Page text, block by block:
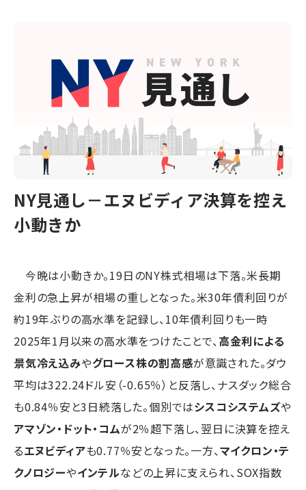
NY見通し－エヌビディア決算を控え
小動きか
今晩は小動きか。19日のNY株式相場は下落。米長期
金利の急上昇が相場の重しとなった。米30年債利回りが
約19年ぶりの高水準を記録し、10年債利回りも一時
2025年1月以来の高水準をつけたことで、 高金利による
景気冷え込みやグロース株の割高感が意識された。ダウ
平均は322.24ドル安（-0.65％）と反落し、ナスダック総合
も0.84％安と3日続落した。個別ではシスコシステムズや
アマゾン・ドット・コムが2％超下落し、翌日に決算を控え
るエヌビディアも0.77％安となった。一方、マイクロン・テ
クノロジーやインテルなどの上昇に支えられ、SOX指数